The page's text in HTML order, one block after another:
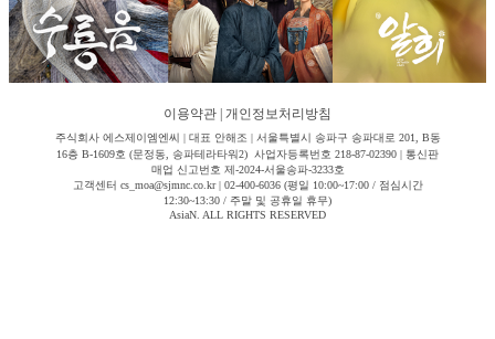
이용약관 개인정보처리방침
주식회사 에스제이엠엔씨 | 대표 안해조 | 서울특별시 송파구 송파대로 201, B동
16층 B-1609호 (문정동, 송파테라타워2) 사업자등록번호 218-87-02390 | 통신판
매업 신고번호 제-2024-서울송파-3233호
고객센터 cs_moa@sjmnc.co.kr | 02-400-6036 (평일 10:00~17:00 / 점심시간
12:30~13:30 / 주말 및 공휴일 휴무)
AsiaN. ALL RIGHTS RESERVED